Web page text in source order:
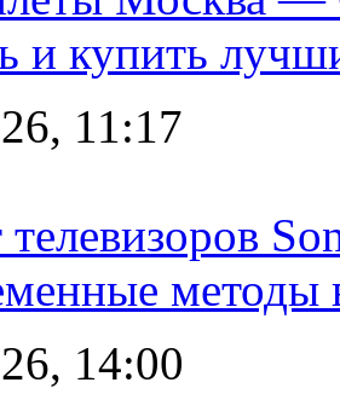
и купить
11:17
телевизоров
методы
14:00